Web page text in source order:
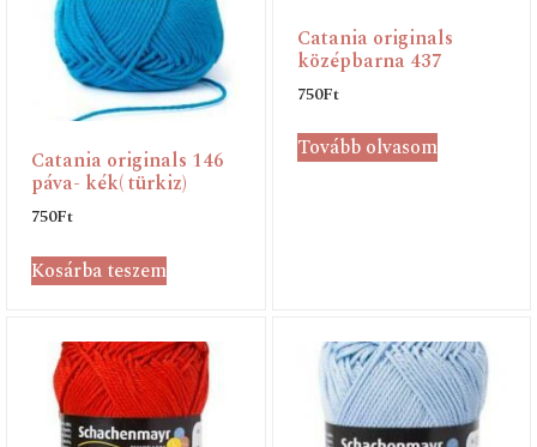
Catania originals 146
páva- kék( türkiz)
750Ft
Kosárba teszem
Catania originals
középbarna 437
750Ft
Tovább olvasom